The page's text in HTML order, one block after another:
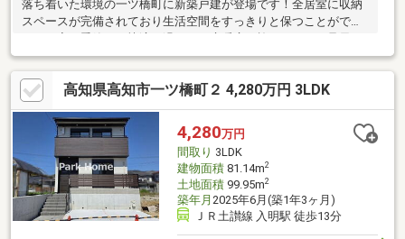
落ち着いた環境の一ツ橋町に新築戸建が登場です！全居室に収納
スペースが完備されており生活空間をすっきりと保つことができ
ら暖かさを感じられるのが魅力です☆また、ミストサウナを完備
しており日々の疲れを癒す至福の時間を提供いたします！さらに
乾燥機「乾太くんDXタイプ」も導入されており洗濯物を迅速に乾
かすことができるため天候を気にせず快適なライフスタイルを実
現します(^▽^)/
高知県高知市一ツ橋町２ 4,280万円 3LDK
4,280万円
間取り 3LDK
建物面積81.14m2
土地面積99.95m2
築年月 2025年6月(築1年3ヶ月)
ＪＲ土讃線 入明駅 徒歩13分